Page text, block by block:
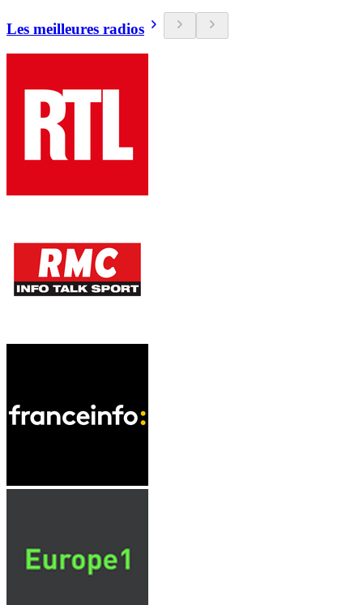
Les meilleures radios